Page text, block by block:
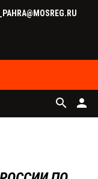
person
search